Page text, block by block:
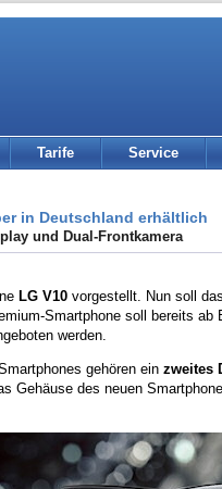
Tarife Service
in Deutschland erhältlich
und Dual-Frontkamera
LG V10 vorgestellt. Nun soll
Smartphone soll bereits ab
werden.
gehören ein zweites
Gehäuse des neuen